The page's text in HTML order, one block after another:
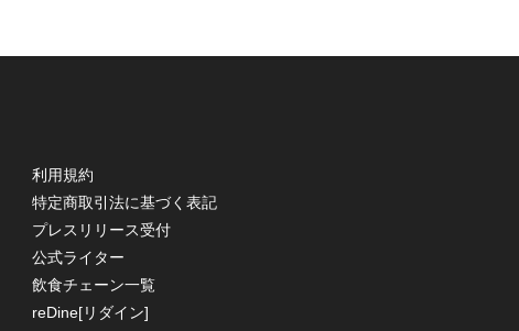
利用規約
特定商取引法に基づく表記
プレスリリース受付
公式ライター
飲食チェーン一覧
reDine[リダイン]